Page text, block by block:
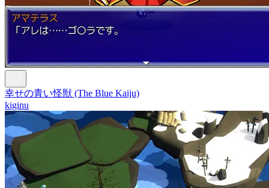
幸せの青い怪獣 (The Blue Kaiju)
kiginu